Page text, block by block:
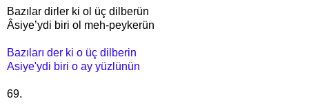
Bazılar dirler ki ol üç dilberün
Âsiye’ydi biri ol meh-peykerün
Bazıları der ki o üç dilberin
Asiye'ydi biri o ay yüzlünün
69.